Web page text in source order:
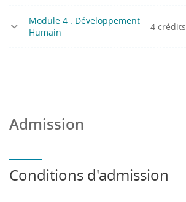
Module 4 : Développement
Humain
4 crédits
Admission
Conditions d'admission